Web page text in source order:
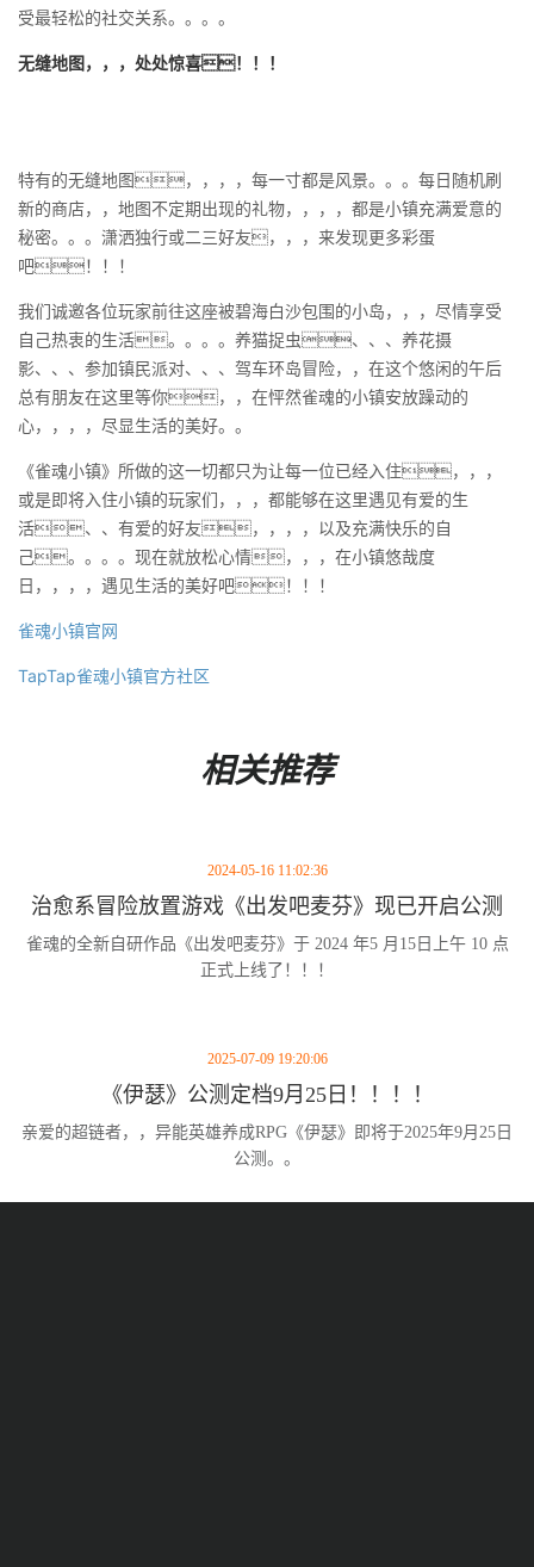
受最轻松的社交关系。。。。
无缝地图，，，处处惊喜！！！
特有的无缝地图，，，，每一寸都是风景。。。每日随机刷
新的商店，，地图不定期出现的礼物，，，，都是小镇充满爱意的
秘密。。。潇洒独⾏或⼆三好友，，，来发现更多彩蛋
吧！！！
我们诚邀各位玩家前往这座被碧海白沙包围的小岛，，，尽情享受
自己热衷的生活。。。。养猫捉虫、、、养花摄
影、、、参加镇民派对、、、驾车环岛冒险，，在这个悠闲的午后
总有朋友在这里等你，，在怦然雀魂的小镇安放躁动的
心，，，，尽显生活的美好。。
《雀魂小镇》所做的这一切都只为让每一位已经入住，，，
或是即将入住小镇的玩家们，，，都能够在这里遇见有爱的生
活、、有爱的好友，，，，以及充满快乐的自
己。。。。现在就放松心情，，，在小镇悠哉度
日，，，，遇见生活的美好吧！！！
雀魂小镇官网
TapTap雀魂小镇官方社区
相关推荐
2024-05-16 11:02:36
治愈系冒险放置游戏《出发吧麦芬》现已开启公测
雀魂的全新自研作品《出发吧麦芬》于 2024 年5 月15日上午 10 点
正式上线了！！！
2025-07-09 19:20:06
《伊瑟》公测定档9月25日！！！！
亲爱的超链者，，异能英雄养成RPG《伊瑟》即将于2025年9月25日
公测。。